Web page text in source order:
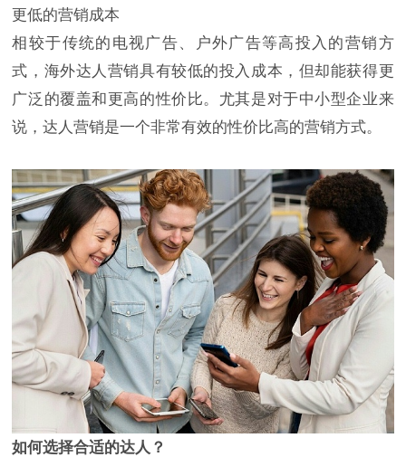
更低的营销成本
相较于传统的电视广告、户外广告等高投入的营销方
式，海外达人营销具有较低的投入成本，但却能获得更
广泛的覆盖和更高的性价比。尤其是对于中小型企业来
说，达人营销是一个非常有效的性价比高的营销方式。
如何选择合适的达人？